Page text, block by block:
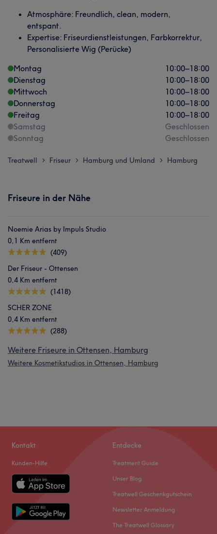
Atmosphäre: Freundlich, clean, modern,
entspant.
Expertise: Friseurdienstleistungen, Farbkorrektur,
Personalisierte Wig (Perücke)
Montag
10:00–18:00
Dienstag
10:00–18:00
Mittwoch
10:00–18:00
Donnerstag
10:00–18:00
Freitag
10:00–18:00
Samstag
Geschlossen
Sonntag
Geschlossen
Treatwell > Friseur > Hamburg und Umland > Hamburg
Friseure in der Nähe
Noemie Arias by Impuls Studio
0,1 Km entfernt
(409)
Der Friseur - Ottensen
0,4 Km entfernt
(1418)
SCHER ZONE
0,4 Km entfernt
(288)
Weitere Friseure in Ottensen, Hamburg
Weitere Kosmetikstudios in Ottensen, Hamburg
Kontakt
Kunden-Hilfe
Entdecke
Treatment Guide
Unser Blog
Treatwell Geschenkgutschein
Newsletter Anmeldung
The Treatwell Glossary